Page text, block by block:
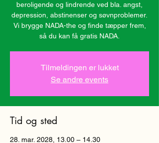
beroligende og lindrende ved bla. angst,
depression, abstinenser og søvnproblemer.
Vi brygge NADA-the og finde tæpper frem,
så du kan få gratis NADA.
Tilmeldingen er lukket
Se andre events
Tid og sted
28. mar. 2028, 13.00 – 14.30